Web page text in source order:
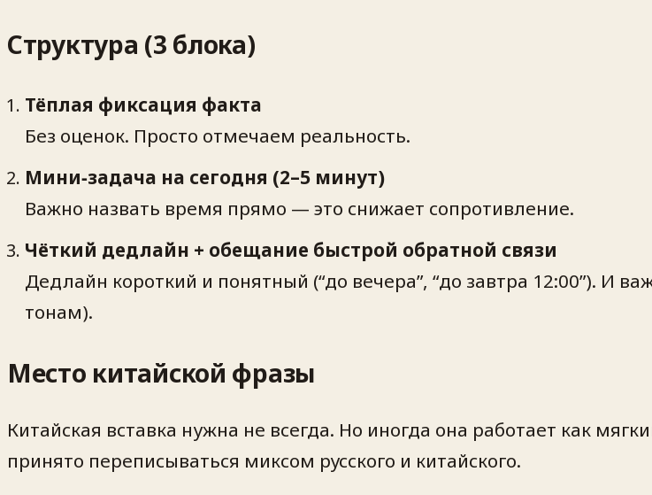
Структура (3 блока)
Тёплая фиксация факта
Без оценок. Просто отмечаем реальность.
Мини‑задача на сегодня (2–5 минут)
Важно назвать время прямо — это снижает сопротивление.
Чёткий дедлайн + обещание быстрой обратной связи
Дедлайн короткий и понятный (“до вечера”, “до завтра 12:00”). И
тонам).
Место китайской фразы
Китайская вставка нужна не всегда. Но иногда она работает как
принято переписываться миксом русского и китайского.